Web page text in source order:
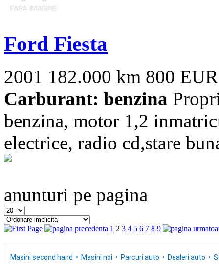
Ford Fiesta
2001 182.000 km 800 EUR
Carburant: benzina
benzina, motor 1,2
electrice, radio cd,stare
anunturi pe pagina
1 2 3 4 5 6 7 8 9
Masini second hand Masini noi Parcuri auto Dealeri auto